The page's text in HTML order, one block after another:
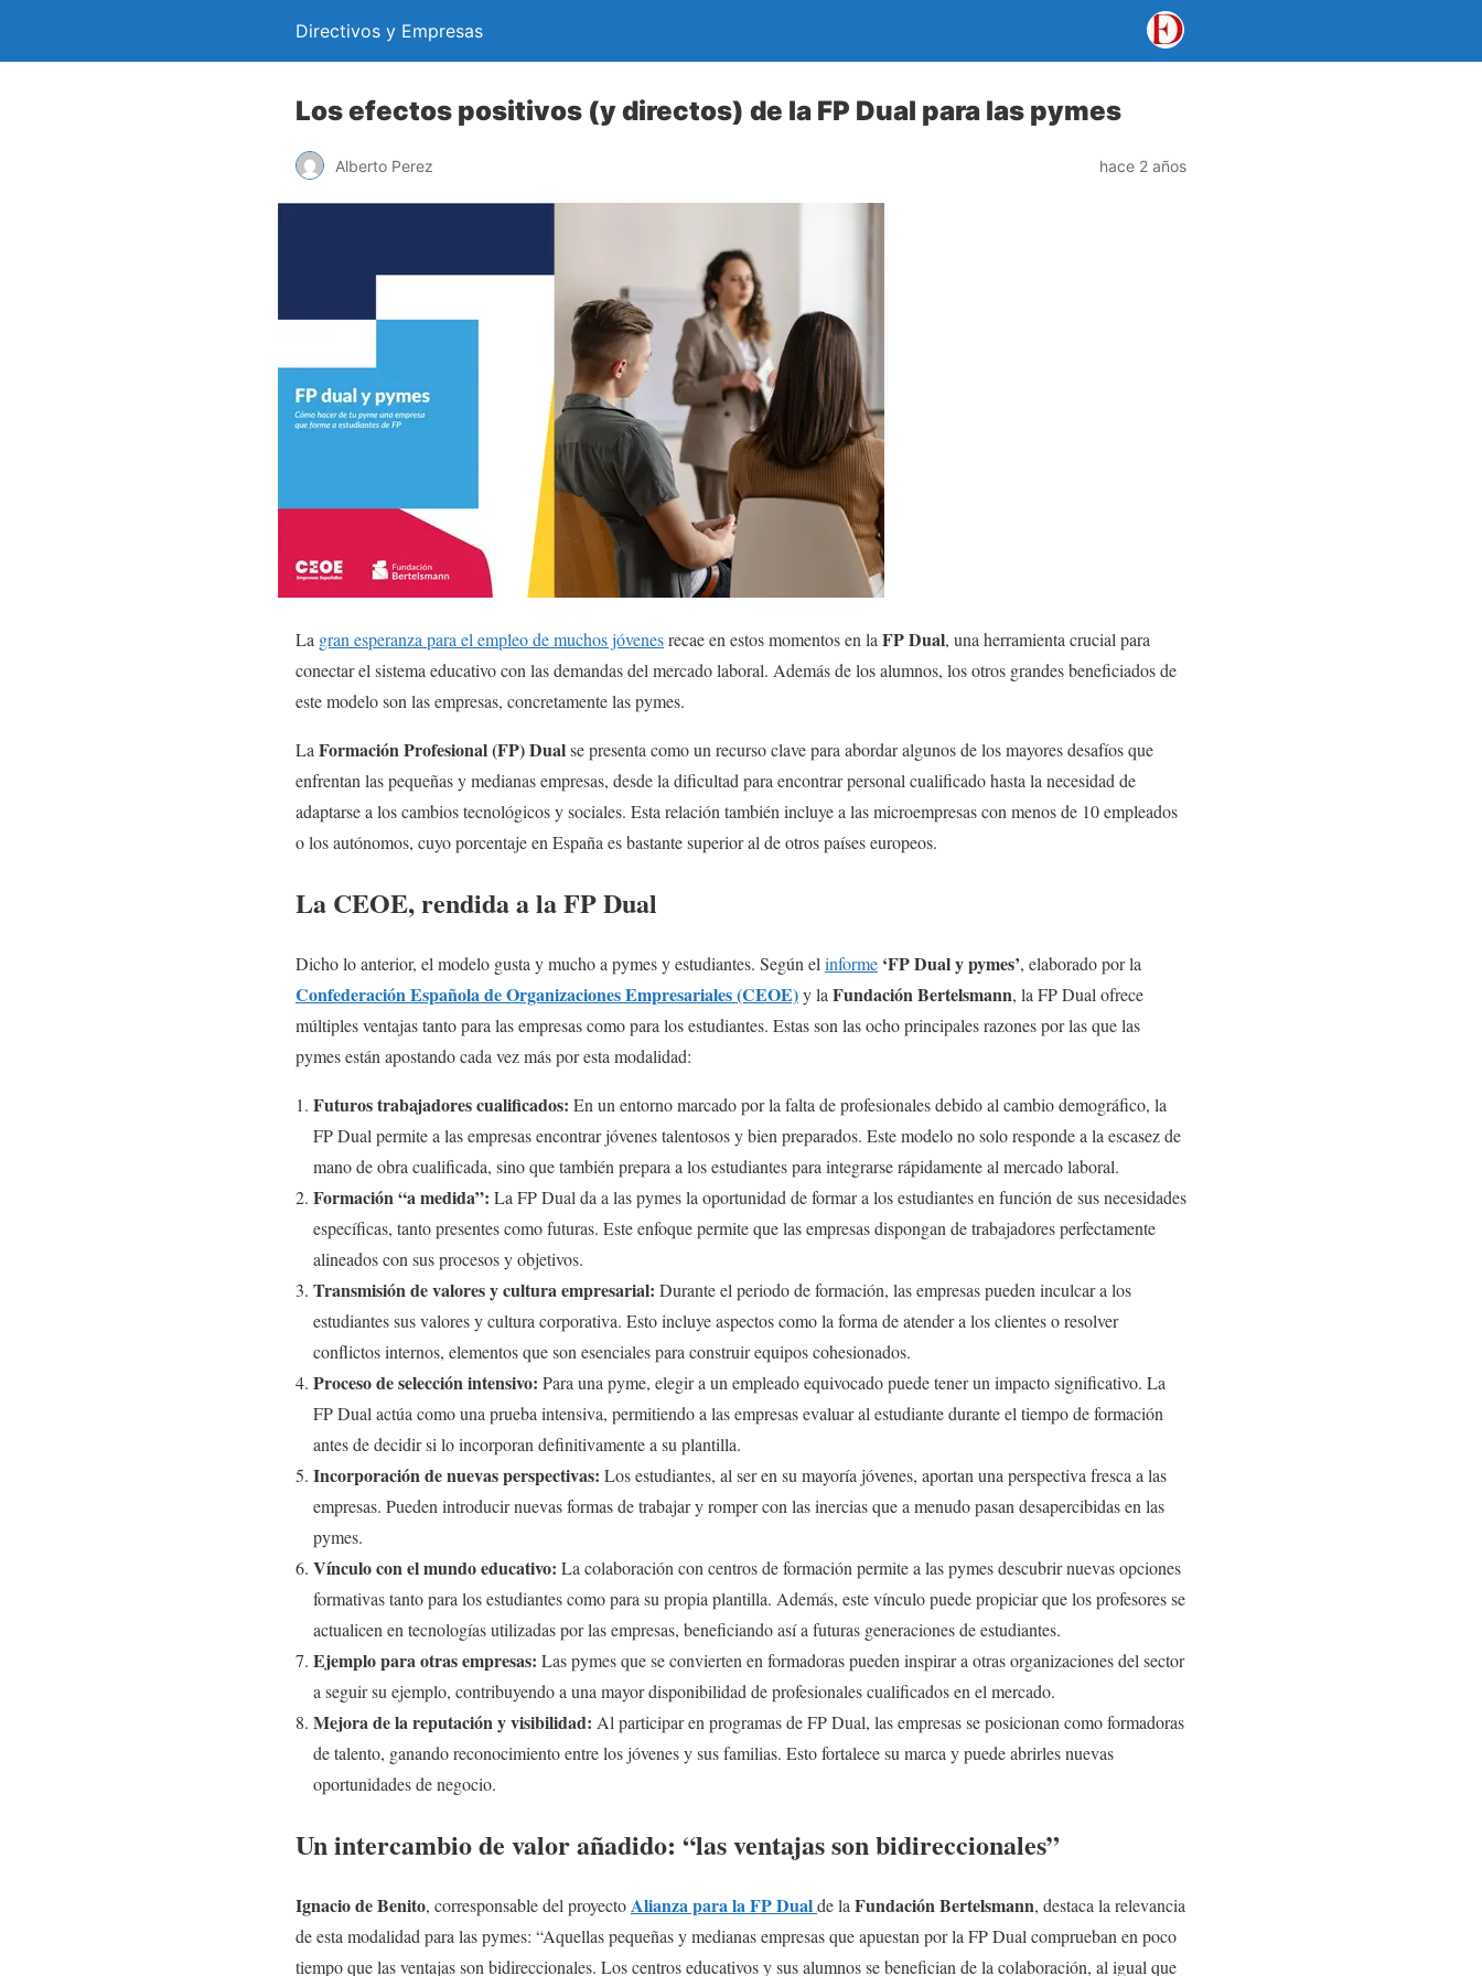
Directivos y Empresas
Los efectos positivos (y directos) de la FP Dual para las pymes
Alberto Perez hace 2 años
La gran esperanza para el empleo de muchos jóvenesrecae en estos momentos en la FP Dual, una herramienta crucial para
conectar el sistema educativo con las demandas del mercado laboral. Además de los alumnos, los otros grandes beneficiados de
este modelo son las empresas, concretamente las pymes.
La Formación Profesional (FP) Dualse presenta como un recurso clave para abordar algunos de los mayores desafíos que
enfrentan las pequeñas y medianas empresas, desde la dificultad para encontrar personal cualificado hasta la necesidad de
adaptarse a los cambios tecnológicos y sociales. Esta relación también incluye a las microempresas con menos de 10 empleados
o los autónomos, cuyo porcentaje en España es bastante superior al de otros países europeos.
La CEOE, rendida a la FP Dual
Dicho lo anterior, el modelo gusta y mucho a pymes y estudiantes. Según el informe ‘FP Dual y pymes’, elaborado por la
Confederación Española de Organizaciones Empresariales (CEOE)y la Fundación Bertelsmann, la FP Dual ofrece
múltiples ventajas tanto para las empresas como para los estudiantes. Estas son las ocho principales razones por las que las
pymes están apostando cada vez más por esta modalidad:
Futuros trabajadores cualificados: En un entorno marcado por la falta de profesionales debido al cambio demográfico, la
FP Dual permite a las empresas encontrar jóvenes talentosos y bien preparados. Este modelo no solo responde a la escasez de
mano de obra cualificada, sino que también prepara a los estudiantes para integrarse rápidamente al mercado laboral.
Formación “a medida”: La FP Dual da a las pymes la oportunidad de formar a los estudiantes en función de sus necesidades
específicas, tanto presentes como futuras. Este enfoque permite que las empresas dispongan de trabajadores perfectamente
alineados con sus procesos y objetivos.
Transmisión de valores y cultura empresarial: Durante el periodo de formación, las empresas pueden inculcar a los
estudiantes sus valores y cultura corporativa. Esto incluye aspectos como la forma de atender a los clientes o resolver
conflictos internos, elementos que son esenciales para construir equipos cohesionados.
Proceso de selección intensivo: Para una pyme, elegir a un empleado equivocado puede tener un impacto significativo. La
FP Dual actúa como una prueba intensiva, permitiendo a las empresas evaluar al estudiante durante el tiempo de formación
antes de decidir si lo incorporan definitivamente a su plantilla.
Incorporación de nuevas perspectivas: Los estudiantes, al ser en su mayoría jóvenes, aportan una perspectiva fresca a las
empresas. Pueden introducir nuevas formas de trabajar y romper con las inercias que a menudo pasan desapercibidas en las
pymes.
Vínculo con el mundo educativo: La colaboración con centros de formación permite a las pymes descubrir nuevas opciones
formativas tanto para los estudiantes como para su propia plantilla. Además, este vínculo puede propiciar que los profesores se
actualicen en tecnologías utilizadas por las empresas, beneficiando así a futuras generaciones de estudiantes.
Ejemplo para otras empresas: Las pymes que se convierten en formadoras pueden inspirar a otras organizaciones del sector
a seguir su ejemplo, contribuyendo a una mayor disponibilidad de profesionales cualificados en el mercado.
Mejora de la reputación y visibilidad: Al participar en programas de FP Dual, las empresas se posicionan como formadoras
de talento, ganando reconocimiento entre los jóvenes y sus familias. Esto fortalece su marca y puede abrirles nuevas
oportunidades de negocio.
Un intercambio de valor añadido: “las ventajas son bidireccionales”
Ignacio de Benito, corresponsable del proyectoAlianza para la FP Dualde la Fundación Bertelsmann, destaca la relevancia
de esta modalidad para las pymes: “Aquellas pequeñas y medianas empresas que apuestan por la FP Dual comprueban en poco
tiempo que las ventajas son bidireccionales. Los centros educativos y sus alumnos se benefician de la colaboración, al igual que